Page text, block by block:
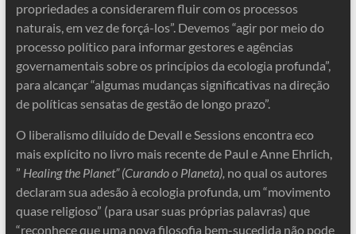
propriedades a considerarem fluir com os processos
naturais, em vez de forçá-los”. Devemos “agir por meio do
processo político para informar gestores e agências
governamentais sobre os princípios da ecologia profunda”,
para alcançar “algumas mudanças significativas na direção
de políticas sensatas de gestão de longo prazo”.
O liberalismo diluído de Devall e Sessions encontra eco
mais explícito no livro mais recente de Paul e Anne Ehrlich,
” Healing the Planet” (Curando o Planeta), no qual os autores
declaram sua adesão à ecologia profunda, um “movimento
quase religioso” (para usar suas próprias palavras) que
“reconhece que uma nova filosofia bem-sucedida não pode